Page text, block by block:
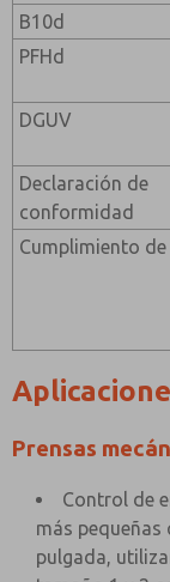
B10d
PFHd
DGUV
Declaración de
conformidad
Cumplimiento de
Prensas
Control de
más pequeñas
pulgada,